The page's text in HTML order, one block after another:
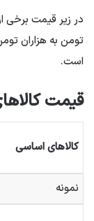
در زیر قیمت برخی
تومن به هزاران
است.
قیمت
کالاهای اساسی
نمونه